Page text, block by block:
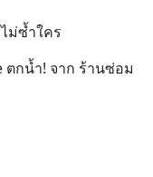
ม่ซ้ำใคร
ตกน้ำ! จาก ร้านซ่อม